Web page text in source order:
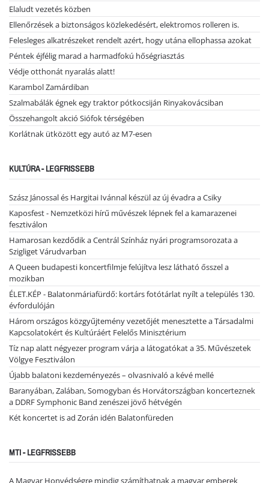
Elaludt vezetés közben
Ellenőrzések a biztonságos közlekedésért, elektromos rolleren is.
Felesleges alkatrészeket rendelt azért, hogy utána ellophassa azokat
Péntek éjfélig marad a harmadfokú hőségriasztás
Védje otthonát nyaralás alatt!
Karambol Zamárdiban
Szalmabálák égnek egy traktor pótkocsiján Rinyakovácsiban
Összehangolt akció Siófok térségében
Korlátnak ütközött egy autó az M7-esen
KULTÚRA - LEGFRISSEBB
Szász Jánossal és Hargitai Ivánnal készül az új évadra a Csiky
Kaposfest - Nemzetközi hírű művészek lépnek fel a kamarazenei
fesztiválon
Hamarosan kezdődik a Centrál Színház nyári programsorozata a
Szigliget Várudvarban
A Queen budapesti koncertfilmje felújítva lesz látható ősszel a
mozikban
ÉLET.KÉP - Balatonmáriafürdő: kortárs fotótárlat nyílt a település 130.
évfordulóján
Három országos közgyűjtemény vezetőjét menesztette a Társadalmi
Kapcsolatokért és Kultúráért Felelős Minisztérium
Tíz nap alatt négyezer program várja a látogatókat a 35. Művészetek
Völgye Fesztiválon
Újabb balatoni kezdeményezés – olvasnivaló a kévé mellé
Baranyában, Zalában, Somogyban és Horvátországban koncerteznek
a DDRF Symphonic Band zenészei jövő hétvégén
Két koncertet is ad Zorán idén Balatonfüreden
MTI - LEGFRISSEBB
A Magyar Honvédségre mindig számíthatnak a magyar emberek